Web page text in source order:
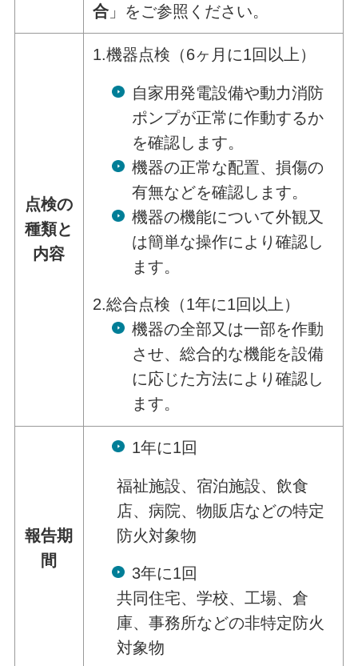
合 」をご参照ください。
点検の
種類と
内容
1.機器点検（6ヶ月に1回以上）
自家用発電設備や動力消防
ポンプが正常に作動するか
を確認します。
機器の正常な配置、損傷の
有無などを確認します。
機器の機能について外観又
は簡単な操作により確認し
ます。
2.総合点検（1年に1回以上）
機器の全部又は一部を作動
させ、総合的な機能を設備
に応じた方法により確認し
ます。
報告期
間
1年に1回
福祉施設、宿泊施設、飲食
店、病院、物販店などの特定
防火対象物
3年に1回
共同住宅、学校、工場、倉
庫、事務所などの非特定防火
対象物